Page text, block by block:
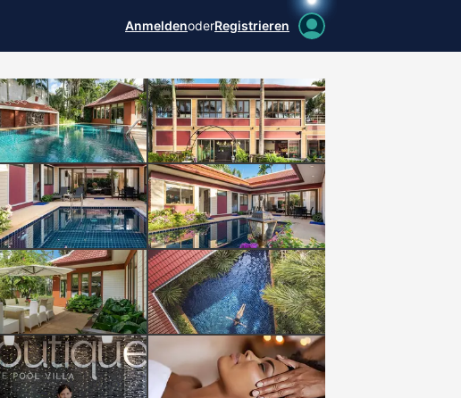
AnmeldenoderRegistrieren